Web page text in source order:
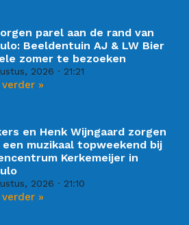
parel aan de rand van
Beeldentuin AJ & LW Bier
zomer te bezoeken
2026 21:21
verder »
en Henk Wijngaard zorgen
muzikaal topweekend bij
Kerkemeijer in
2026 21:10
verder »